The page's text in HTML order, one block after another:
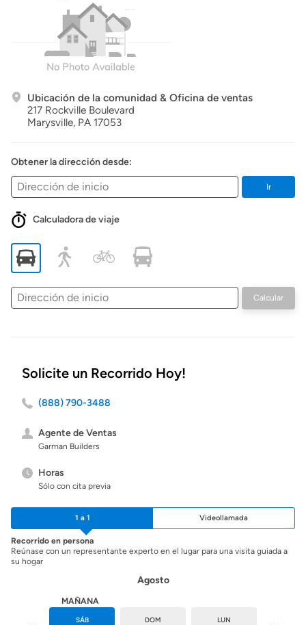
Ubicación de la comunidad & Oficina de ventas
217 Rockville Boulevard
Marysville, PA 17053
Obtener la dirección desde:
Ir
Calculadora de viaje
Dirección
de
Calcular
Solicite un Recorrido Hoy!
(888) 790-3488
Agente de Ventas
Garman Builders
Horas
Sólo con cita previa
1 a 1 Videollamada
Recorrido en persona
Reúnase con un representante experto en el lugar para una visita guiada a
su hogar
Agosto
MAÑANA
SÁB DOM LUN